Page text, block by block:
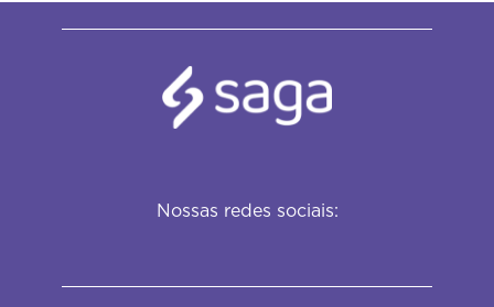
Nossas redes sociais: